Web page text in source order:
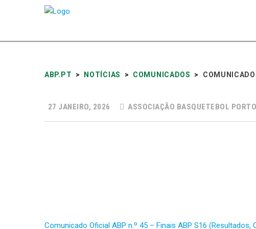
ABP.PT > NOTÍCIAS > COMUNICADOS >
27 JANEIRO, 2026 ASSOCIAÇÃO BASQUETEBOL PORTO
Comunicado Oficial ABP n.º 45 – Finais ABP S16 (Resultados,